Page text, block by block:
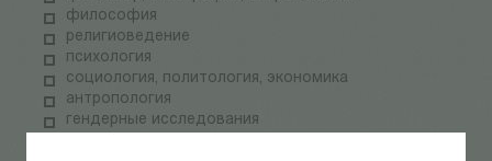
философия
религиоведение
психология
социология, политология, экономика
антропология
гендерные исследования